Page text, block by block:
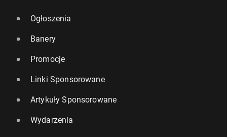
Ogłoszenia
Banery
Promocje
Linki Sponsorowane
Artykuły Sponsorowane
Wydarzenia